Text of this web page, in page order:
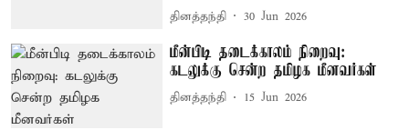
தினத்தந்தி 30 Jun 2026
மீன்பிடி தடைக்காலம் நிறைவு:
கடலுக்கு சென்ற தமிழக மீனவர்கள்
தினத்தந்தி 15 Jun 2026